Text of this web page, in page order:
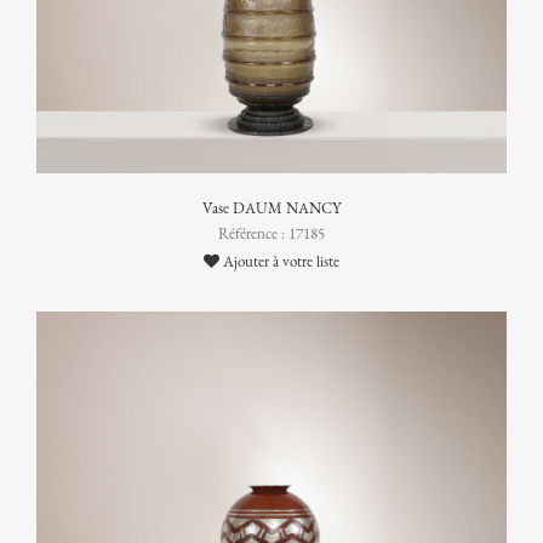
Vase DAUM NANCY
Référence : 17185
Ajouter à votre liste